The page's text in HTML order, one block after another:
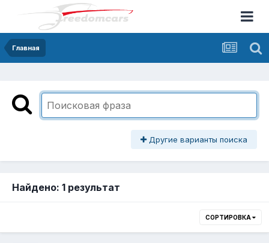
Главная
Другие варианты поиска
Найдено: 1 результат
СОРТИРОВКА